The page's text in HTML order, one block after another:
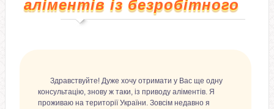
аліментів із безробітного
Здравствуйте! Дуже хочу отримати у Вас ще одну
консультацію, знову ж таки, із приводу аліментів. Я
проживаю на території України. Зовсім недавно я